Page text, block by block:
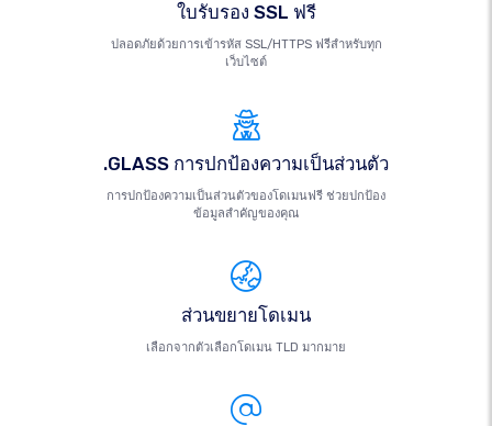
ใบรับรอง SSL ฟรี
ปลอดภัยด้วยการเข้ารหัส SSL/HTTPS ฟรีสำหรับทุก
เว็บไซต์
.GLASS การปกป้องความเป็นส่วนตัว
การปกป้องความเป็นส่วนตัวของโดเมนฟรี ช่วยปกป้อง
ข้อมูลสำคัญของคุณ
ส่วนขยายโดเมน
เลือกจากตัวเลือกโดเมน TLD มากมาย